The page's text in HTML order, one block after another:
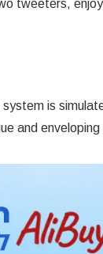
tweeters,
is
and enveloping